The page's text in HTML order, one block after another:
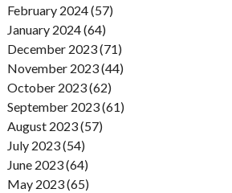
February 2024 (57)
January 2024 (64)
December 2023 (71)
November 2023 (44)
October 2023 (62)
September 2023 (61)
August 2023 (57)
July 2023 (54)
June 2023 (64)
May 2023 (65)